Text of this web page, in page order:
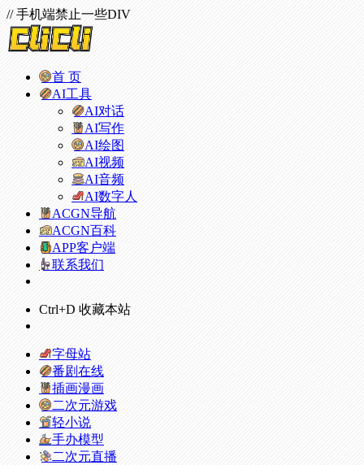
// 手机端禁止一些DIV
首 页
AI工具
AI对话
AI写作
AI绘图
AI视频
AI音频
AI数字人
ACGN导航
ACGN百科
APP客户端
联系我们
Ctrl+D 收藏本站
字母站
番剧在线
插画漫画
二次元游戏
轻小说
手办模型
二次元直播